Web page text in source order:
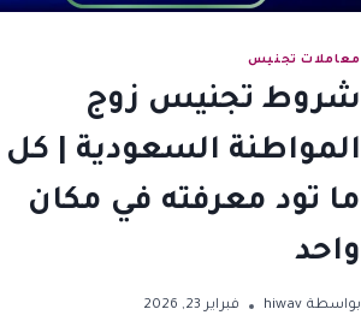
معاملات تجنيس
شروط تجنيس زوج
المواطنة السعودية | كل
ما تود معرفته في مكان
واحد
بواسطة hiwav فبراير 23, 2026